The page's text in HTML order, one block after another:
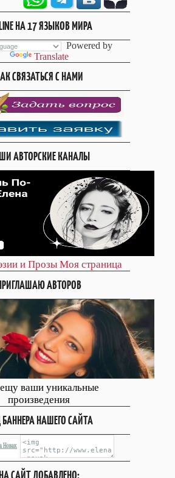
НА 17 ЯЗЫКОВ МИРА
Powered by
Translate
СВЯЗАТЬСЯ С НАМИ
АВТОРСКИЕ КАНАЛЫ
и Прозы Моя страница
АВТОРОВ
ваши уникальные
произведения
НАШЕГО САЙТА